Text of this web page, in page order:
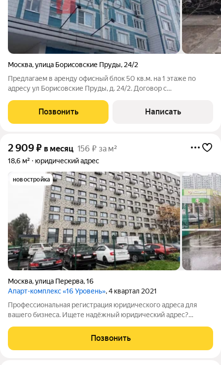
Москва,улица Борисовские Пруды, 24/2
Предлагаем в аренду офисный блок 50 кв.м. на 1 этаже по
адресу ул Борисовские Пруды, д. 24/2. Договор с
предоставление арендных каникул. По всем вопросам звоните
с 9:30 до 21:00. Оперативно
Позвонить Написать
2 909₽ в месяц 156 ₽ за м²
18,6 м² юридический адрес
новостройка
Москва,улица Перерва,16
Апарт-комплекс «16 Уровень», 4 квартал 2021
Профессиональная регистрация юридического адреса для
вашего бизнеса. Ищете надёжный юридический адрес?
регистрацию в другую налоговую инспекцию? Предлагаем
Позвонить